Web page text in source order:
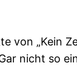
„Kein
nicht so